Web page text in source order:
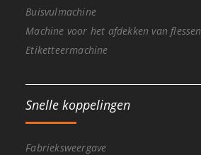
Buisvulmachine
Machine voor het afdekken van flessen
Etiketteermachine
Snelle koppelingen
Fabrieksweergave